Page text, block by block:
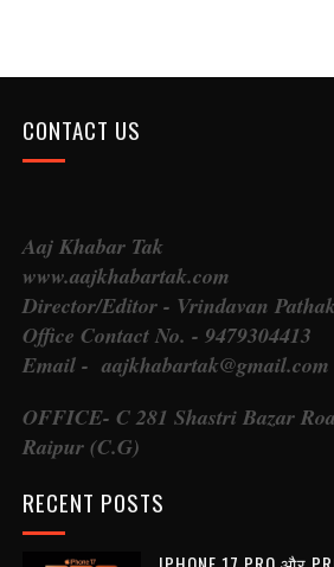
CONTACT US
Aaj Khabar Tak
www.aajkhabartak.com
Director/Editor - Vrindavan
Office Contact No. - 9479304413
Email - aajkhabartak@gmail.com
OFFICE- C 281 Shastri Bazar
Raipur (C.G)
RECENT POSTS